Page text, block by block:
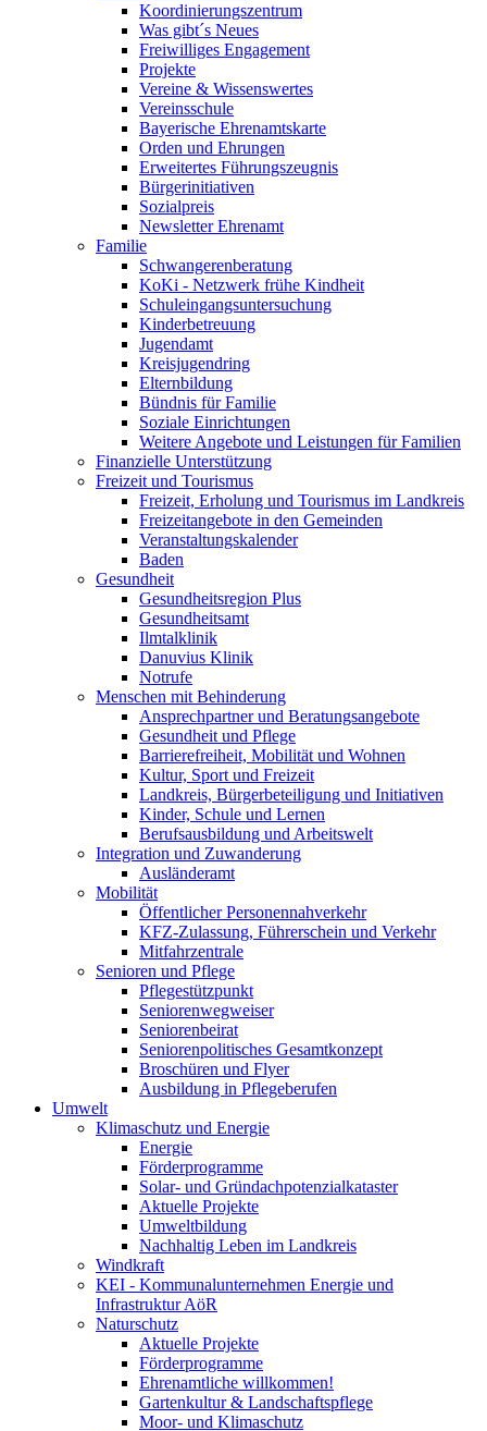
Koordinierungszentrum
Was gibt´s Neues
Freiwilliges Engagement
Projekte
Vereine & Wissenswertes
Vereinsschule
Bayerische Ehrenamtskarte
Orden und Ehrungen
Erweitertes Führungszeugnis
Bürgerinitiativen
Sozialpreis
Newsletter Ehrenamt
Familie
Schwangerenberatung
KoKi - Netzwerk frühe Kindheit
Schuleingangsuntersuchung
Kinderbetreuung
Jugendamt
Kreisjugendring
Elternbildung
Bündnis für Familie
Soziale Einrichtungen
Weitere Angebote und Leistungen für Familien
Finanzielle Unterstützung
Freizeit und Tourismus
Freizeit, Erholung und Tourismus im Landkreis
Freizeitangebote in den Gemeinden
Veranstaltungskalender
Baden
Gesundheit
Gesundheitsregion Plus
Gesundheitsamt
Ilmtalklinik
Danuvius Klinik
Notrufe
Menschen mit Behinderung
Ansprechpartner und Beratungsangebote
Gesundheit und Pflege
Barrierefreiheit, Mobilität und Wohnen
Kultur, Sport und Freizeit
Landkreis, Bürgerbeteiligung und Initiativen
Kinder, Schule und Lernen
Berufsausbildung und Arbeitswelt
Integration und Zuwanderung
Ausländeramt
Mobilität
Öffentlicher Personennahverkehr
KFZ-Zulassung, Führerschein und Verkehr
Mitfahrzentrale
Senioren und Pflege
Pflegestützpunkt
Seniorenwegweiser
Seniorenbeirat
Seniorenpolitisches Gesamtkonzept
Broschüren und Flyer
Ausbildung in Pflegeberufen
Umwelt
Klimaschutz und Energie
Energie
Förderprogramme
Solar- und Gründachpotenzialkataster
Aktuelle Projekte
Umweltbildung
Nachhaltig Leben im Landkreis
Windkraft
KEI - Kommunalunternehmen Energie und
Infrastruktur AöR
Naturschutz
Aktuelle Projekte
Förderprogramme
Ehrenamtliche willkommen!
Gartenkultur & Landschaftspflege
Moor- und Klimaschutz